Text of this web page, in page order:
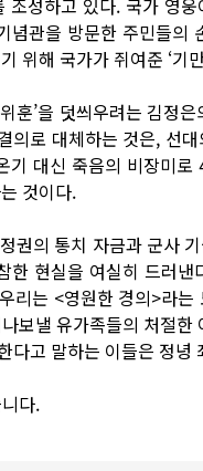
성하고 있다. 국가 영
관을 방문한 주민들의
위해 국가가 쥐여준 ‘기
훈’을 덧씌우려는 김정
로 대체하는 것은, 선
대신 죽음의 비장미로
것이다.
권의 통치 자금과 군사
한 현실을 여실히 드러
리는 <영원한 경의>라
보낼 유가족들의 처절
다고 말하는 이들은 정녕
다.